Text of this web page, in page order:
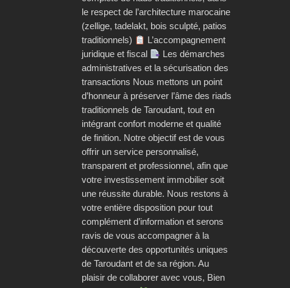
le respect de l’architecture marocaine
(zellige, tadelakt, bois sculpté, patios
traditionnels)
L’accompagnement
juridique et fiscal
Les démarches
administratives et la sécurisation des
transactions Nous mettons un point
d’honneur à préserver l’âme des riads
traditionnels de Taroudant, tout en
intégrant confort moderne et qualité
de finition. Notre objectif est de vous
offrir un service personnalisé,
transparent et professionnel, afin que
votre investissement immobilier soit
une réussite durable. Nous restons à
votre entière disposition pour tout
complément d’information et serons
ravis de vous accompagner à la
découverte des opportunités uniques
de Taroudant et de sa région. Au
plaisir de collaborer avec vous, Bien